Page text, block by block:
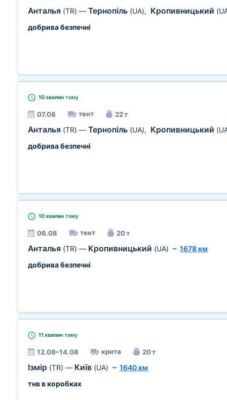
Анталья (TR) — Тернопіль (UA), Кропивницький
добрива безпечні
10 хвилин тому
07.08 тент 22 т
Анталья (TR) — Тернопіль (UA), Кропивницький
добрива безпечні
10 хвилин тому
06.08 тент 20 т
Анталья (TR) — Кропивницький (UA) ~ 1678 км
добрива безпечні
11 хвилин тому
12.08–14.08 крита 20 т
Ізмір (TR) — Київ (UA) ~ 1640 км
тнв в коробках